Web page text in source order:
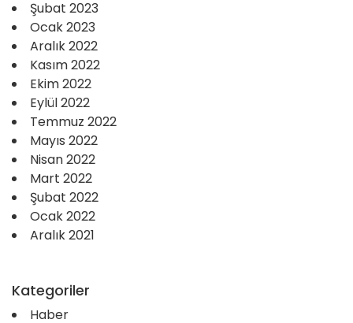
Şubat 2023
Ocak 2023
Aralık 2022
Kasım 2022
Ekim 2022
Eylül 2022
Temmuz 2022
Mayıs 2022
Nisan 2022
Mart 2022
Şubat 2022
Ocak 2022
Aralık 2021
Kategoriler
Haber